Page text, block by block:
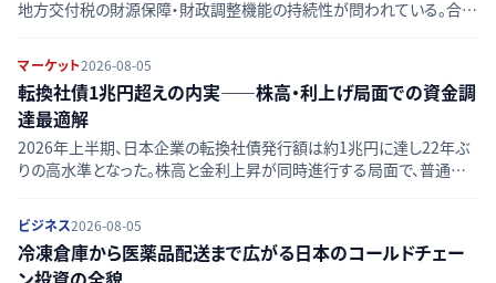
地方交付税の財源保障・財政調整機能の持続性が問われている。合併
マーケット2026-08-05
転換社債1兆円超えの内実——株高・利上げ局面での資金調
達最適解
2026年上半期、日本企業の転換社債発行額は約1兆円に達し22年ぶ
りの高水準となった。株高と金利上昇が同時進行する局面で、普通社
理する。
ビジネス2026-08-05
冷凍倉庫から医薬品配送まで広がる日本のコールドチェー